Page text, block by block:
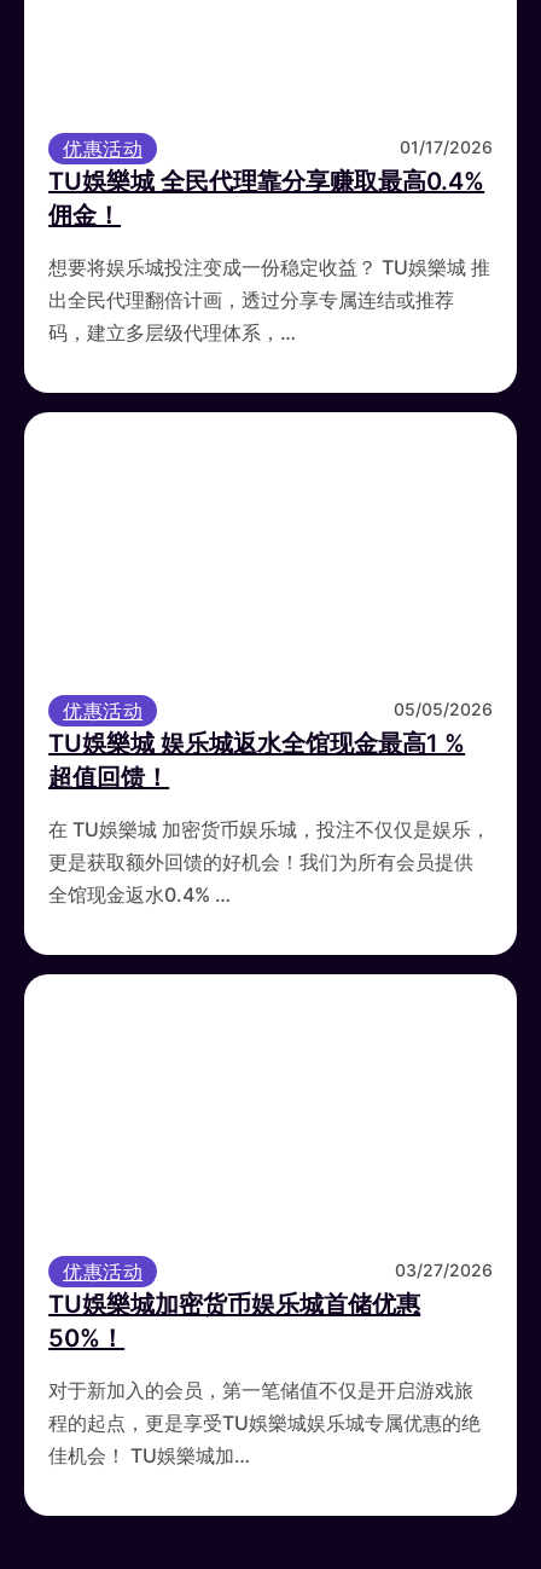
优惠活动 01/17/2026
TU娛樂城 全民代理靠分享赚取最高0.4%
佣金！
想要将娱乐城投注变成一份稳定收益？ TU娛樂城 推
出全民代理翻倍计画，透过分享专属连结或推荐
码，建立多层级代理体系，…
优惠活动 05/05/2026
TU娛樂城 娱乐城返水全馆现金最高1 %
超值回馈！
在 TU娛樂城 加密货币娱乐城，投注不仅仅是娱乐，
更是获取额外回馈的好机会！我们为所有会员提供
全馆现金返水0.4% …
优惠活动 03/27/2026
TU娛樂城加密货币娱乐城首储优惠
50%！
对于新加入的会员，第一笔储值不仅是开启游戏旅
程的起点，更是享受TU娛樂城娱乐城专属优惠的绝
佳机会！ TU娛樂城加…